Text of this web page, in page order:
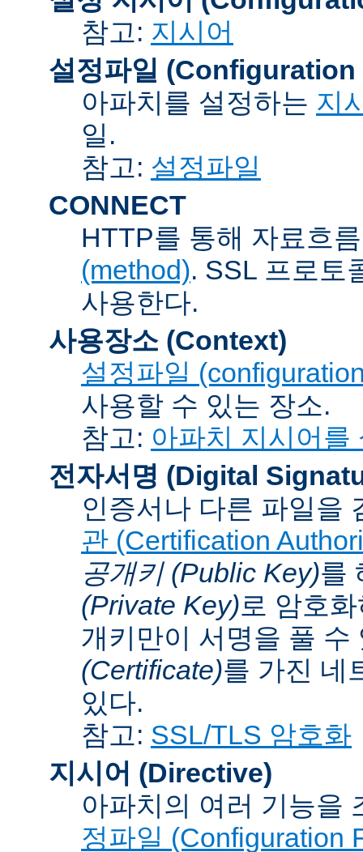
참고: 지시어
설정파일 (Configuration
아파치를 설정하는 지
일.
참고: 설정파일
CONNECT
HTTP를 통해 자료흐
(method). SSL 프로토
사용한다.
사용장소 (Context)
설정파일
사용할 수 있는 장소.
참고: 아파치 지시어를
전자서명 (Digital
인증서나 다른 파일을
관 (Certification
공개키 (Public Key)를
(Private Key)로 암호
개키만이 서명을 풀
(Certificate)를 가진 네
있다.
참고: SSL/TLS 암호화
지시어 (Directive)
아파치의 여러 기능을
정파일 (Configuration